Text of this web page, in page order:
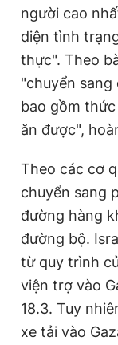
người cao
diện tình
thực". Theo
"chuyển
bao gồm
ăn được",
Theo các cơ
chuyển sang
đường hàng
đường bộ.
từ quy trình
viện trợ vào
18.3. Tuy
xe tải vào